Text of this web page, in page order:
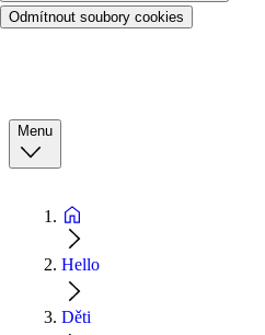
Odmítnout soubory cookies
Menu
Hello
Děti